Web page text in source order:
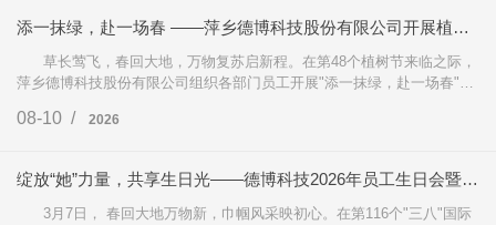
添一抹绿，赴一场春 ——萍乡德博科技股份有限公司开展植树节松土种菜主题活动！
草长莺飞，春回大地，万物复苏启新程。在第48个植树节来临之际，
萍乡德博科技股份有限公司组织各部门员工开展"添一抹绿，赴一场春"主
08-10 / 2026
绽放“她”力量，共享生日光——德博科技2026年员工生日会暨三八妇女节活动圆满举行！
3月7日， 春回大地万物新，巾帼风采映初心。在第116个"三八"国际